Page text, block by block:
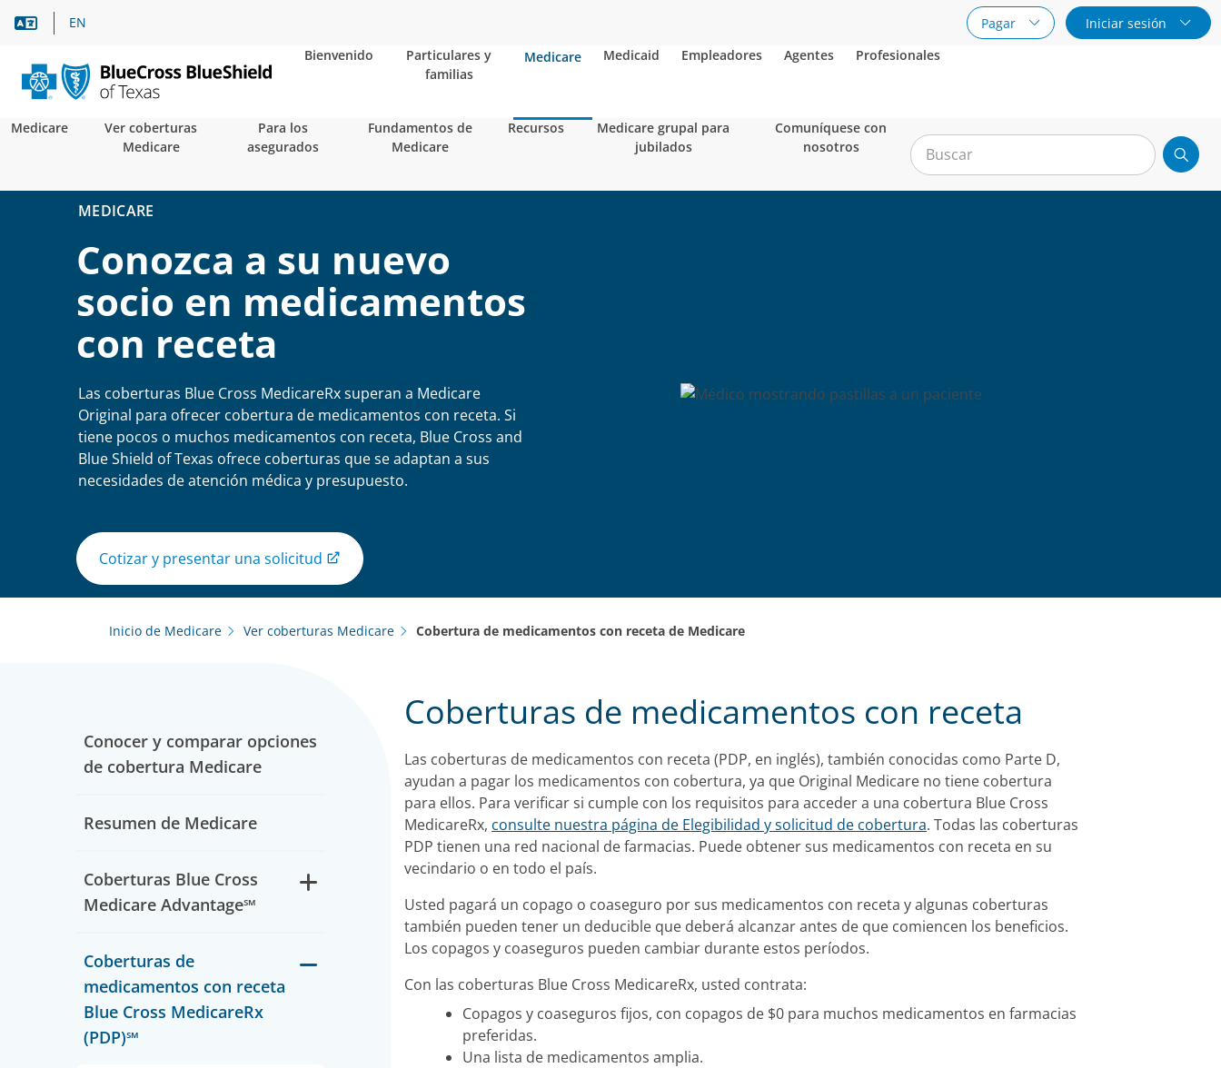
Asistencia lingüística
EN Pagar
Iniciar sesión
Bienvenido
Particulares y
familias
Medicare Medicaid Empleadores Agentes Profesionales
Medicare
Ver coberturas
Medicare
Para los
asegurados
Fundamentos de
Medicare
Recursos
Medicare grupal para
jubilados
Comuníquese con
nosotros
MEDICARE
Conozca a su nuevo
socio en medicamentos
con receta
Las coberturas Blue Cross MedicareRx superan a Medicare
Original para ofrecer cobertura de medicamentos con receta. Si
tiene pocos o muchos medicamentos con receta, Blue Cross and
Blue Shield of Texas ofrece coberturas que se adaptan a sus
necesidades de atención médica y presupuesto.
Cotizar y presentar una solicitud
Inicio de Medicare Ver coberturas Medicare Cobertura de medicamentos con receta de Medicare
Conocer y comparar opciones
de cobertura Medicare
Resumen de Medicare
Coberturas Blue Cross
Medicare Advantage℠
Coberturas de
medicamentos con receta
Blue Cross MedicareRx
(PDP)℠
Coberturas de medicamentos con receta
Las coberturas de medicamentos con receta (PDP, en inglés), también conocidas como Parte D,
ayudan a pagar los medicamentos con cobertura, ya que Original Medicare no tiene cobertura
para ellos. Para verificar si cumple con los requisitos para acceder a una cobertura Blue Cross
MedicareRx, consulte nuestra página de Elegibilidad y solicitud de cobertura. Todas las coberturas
PDP tienen una red nacional de farmacias. Puede obtener sus medicamentos con receta en su
vecindario o en todo el país.
Usted pagará un copago o coaseguro por sus medicamentos con receta y algunas coberturas
también pueden tener un deducible que deberá alcanzar antes de que comiencen los beneficios.
Los copagos y coaseguros pueden cambiar durante estos períodos.
Con las coberturas Blue Cross MedicareRx, usted contrata:
Copagos y coaseguros fijos, con copagos de $0 para muchos medicamentos en farmacias
preferidas.
Una lista de medicamentos amplia.